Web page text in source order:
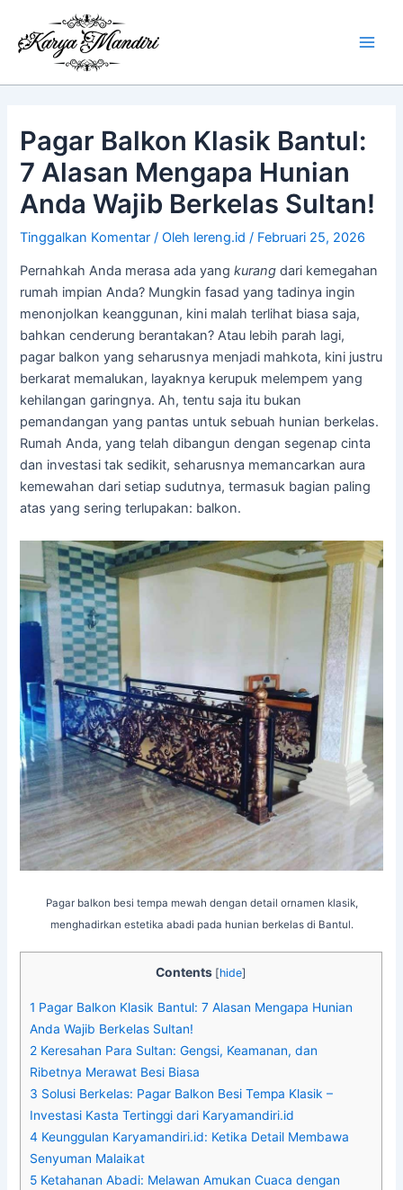
konten
Pagar Balkon Klasik Bantul:
7 Alasan Mengapa Hunian
Anda Wajib Berkelas Sultan!
Tinggalkan Komentar / Oleh lereng.id/ Februari 25, 2026
Pernahkah Anda merasa ada yangkurang dari kemegahan
rumah impian Anda? Mungkin fasad yang tadinya ingin
menonjolkan keanggunan, kini malah terlihat biasa saja,
bahkan cenderung berantakan? Atau lebih parah lagi,
pagar balkon yang seharusnya menjadi mahkota, kini justru
berkarat memalukan, layaknya kerupuk melempem yang
kehilangan garingnya. Ah, tentu saja itu bukan
pemandangan yang pantas untuk sebuah hunian berkelas.
Rumah Anda, yang telah dibangun dengan segenap cinta
dan investasi tak sedikit, seharusnya memancarkan aura
kemewahan dari setiap sudutnya, termasuk bagian paling
atas yang sering terlupakan: balkon.
Pagar balkon besi tempa mewah dengan detail ornamen klasik,
menghadirkan estetika abadi pada hunian berkelas di Bantul.
Contents [hide]
1 Pagar Balkon Klasik Bantul: 7 Alasan Mengapa Hunian
Anda Wajib Berkelas Sultan!
2 Keresahan Para Sultan: Gengsi, Keamanan, dan
Ribetnya Merawat Besi Biasa
3 Solusi Berkelas: Pagar Balkon Besi Tempa Klasik –
Investasi Kasta Tertinggi dari Karyamandiri.id
4 Keunggulan Karyamandiri.id: Ketika Detail Membawa
Senyuman Malaikat
5 Ketahanan Abadi: Melawan Amukan Cuaca dengan